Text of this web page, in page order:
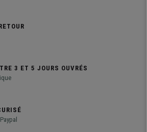
3 ET 5 JOURS OUVRÉS